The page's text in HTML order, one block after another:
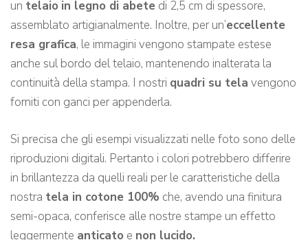
un telaio in legno di abete di 2,5 cm di spessore,
assemblato artigianalmente. Inoltre, per un’eccellente
resa grafica, le immagini vengono stampate estese
anche sul bordo del telaio, mantenendo inalterata la
continuità della stampa. I nostri quadri su tela vengono
forniti con ganci per appenderla.
Si precisa che gli esempi visualizzati nelle foto sono delle
riproduzioni digitali. Pertanto i colori potrebbero differire
in brillantezza da quelli reali per le caratteristiche della
nostra tela in cotone 100% che, avendo una finitura
semi-opaca, conferisce alle nostre stampe un effetto
leggermente anticato e non lucido.